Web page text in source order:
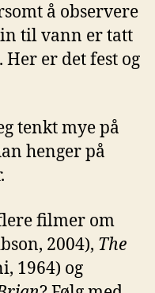
å observere
til vann er tatt
er det fest og
tenkt mye på
henger på
filmer om
2004), The
1964) og